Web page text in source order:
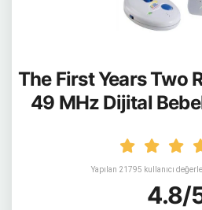
The First Years Two
49 MHz Dijital
Yapılan 21795 kullanıcı
4.8/